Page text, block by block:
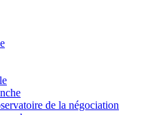
de la négociation